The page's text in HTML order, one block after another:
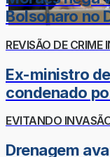
Bolsonaro no
REVISÃO DE CRIME
Ex-ministro
condenado
EVITANDO
Drenagem